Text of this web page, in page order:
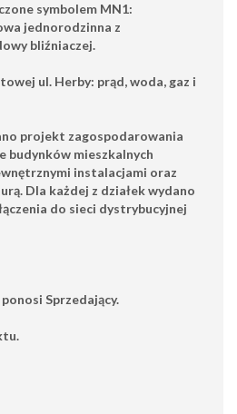
symbolem MN1:
jednorodzinna z
bliźniaczej.
ul. Herby: prąd, woda, gaz i
projekt zagospodarowania
budynków mieszkalnych
instalacjami oraz
Dla każdej z działek wydano
do sieci dystrybucyjnej
Sprzedający.